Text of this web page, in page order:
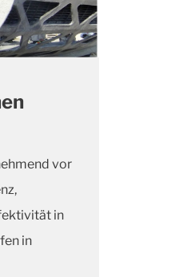
vor
in
in